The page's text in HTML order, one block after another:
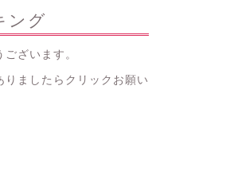
ング
ざいます。
りましたらクリックお願い